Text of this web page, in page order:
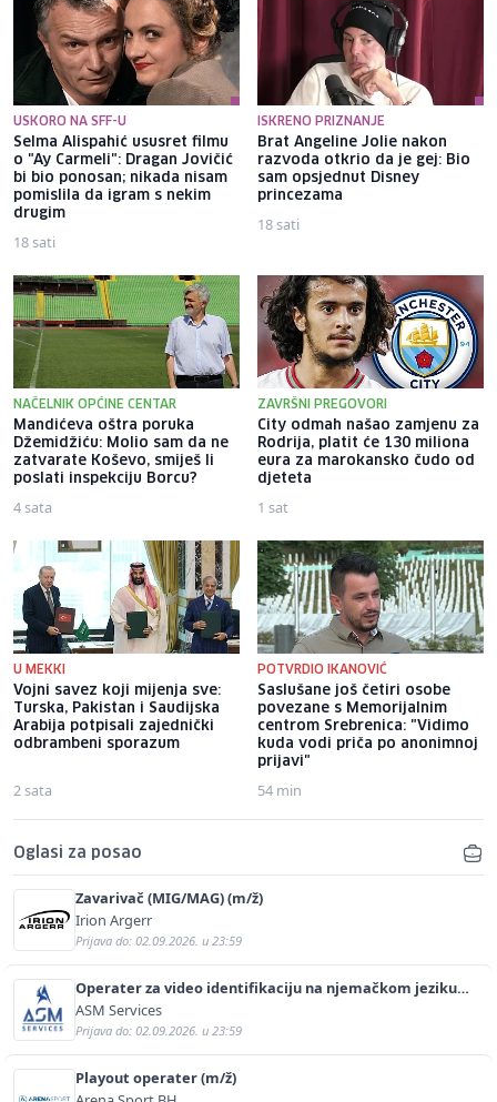
USKORO NA SFF-U
Selma Alispahić ususret filmu
o "Ay Carmeli": Dragan Jovičić
bi bio ponosan; nikada nisam
pomislila da igram s nekim
drugim
18 sati
ISKRENO PRIZNANJE
Brat Angeline Jolie nakon
razvoda otkrio da je gej: Bio
sam opsjednut Disney
princezama
18 sati
NAČELNIK OPĆINE CENTAR
Mandićeva oštra poruka
Džemidžiću: Molio sam da ne
zatvarate Koševo, smiješ li
poslati inspekciju Borcu?
4 sata
ZAVRŠNI PREGOVORI
City odmah našao zamjenu za
Rodrija, platit će 130 miliona
eura za marokansko čudo od
djeteta
1 sat
U MEKKI
Vojni savez koji mijenja sve:
Turska, Pakistan i Saudijska
Arabija potpisali zajednički
odbrambeni sporazum
2 sata
POTVRDIO IKANOVIĆ
Saslušane još četiri osobe
povezane s Memorijalnim
centrom Srebrenica: "Vidimo
kuda vodi priča po anonimnoj
prijavi"
54 min
Oglasi za posao
Zavarivač (MIG/MAG) (m/ž)
Irion Argerr
Prijava do: 02.09.2026. u 23:59
Operater za video identifikaciju na njemačkom jeziku
(m/ž)
ASM Services
Prijava do: 02.09.2026. u 23:59
Playout operater (m/ž)